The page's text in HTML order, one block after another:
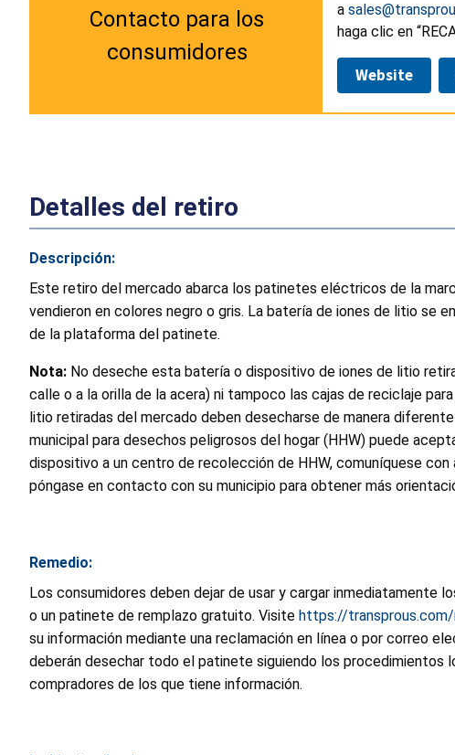
Contacto para los
consumidores
a
haga clic en
Website
Detalles del retiro
Descripción:
Este retiro del mercado abarca los patinetes eléctricos de la
vendieron en colores negro o gris. La batería de iones de litio se
de la plataforma del patinete.
Nota: No deseche esta batería o dispositivo de iones de litio
calle o a la orilla de la acera) ni tampoco las cajas de reciclaje
litio retiradas del mercado deben desecharse de manera
municipal para desechos peligrosos del hogar (HHW) puede
dispositivo a un centro de recolección de HHW, comuníquese
póngase en contacto con su municipio para obtener más
Remedio:
Los consumidores deben dejar de usar y cargar
o un patinete de remplazo gratuito. Visite https://
su información mediante una reclamación en línea o por correo
deberán desechar todo el patinete siguiendo los
compradores de los que tiene información.